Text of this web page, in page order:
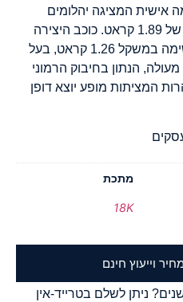
אישית המציגה יהלומים
טבעיים מרהיבים במשקל כולל של 1.89 קראט. כוכב היצירה
הוא יהלום עגול מבריק עוצר נשימה במשקל 1.26 קראט, בעל
צבע F – G משובח וניקיון VVS מעולה, הנתון בחיבוק הרמוני
המציתות מופע יוצא דופן
מתכת
18K
וייעוץ חינם
ניתן לשלם בטרייד-אין